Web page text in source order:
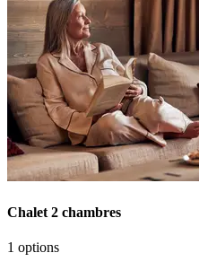
Chalet 2 chambres
1 options